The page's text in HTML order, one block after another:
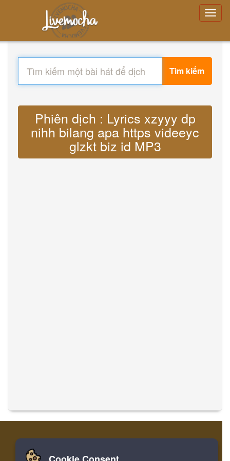
Tìm kiếm
Phiên dịch : Lyrics xzyyy dp
nihh bilang apa https videeyc
glzkt biz id MP3